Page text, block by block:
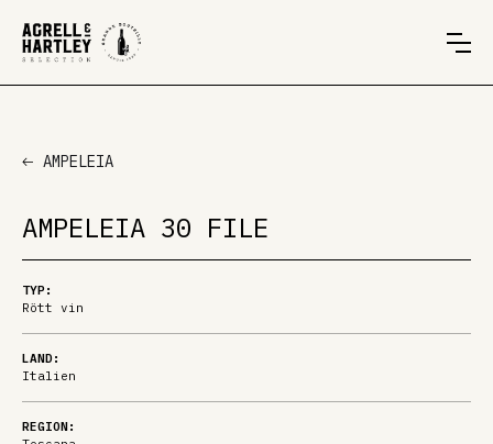
AMPELEIA
AMPELEIA 30 FILE
TYP:
Rött vin
LAND:
Italien
REGION: